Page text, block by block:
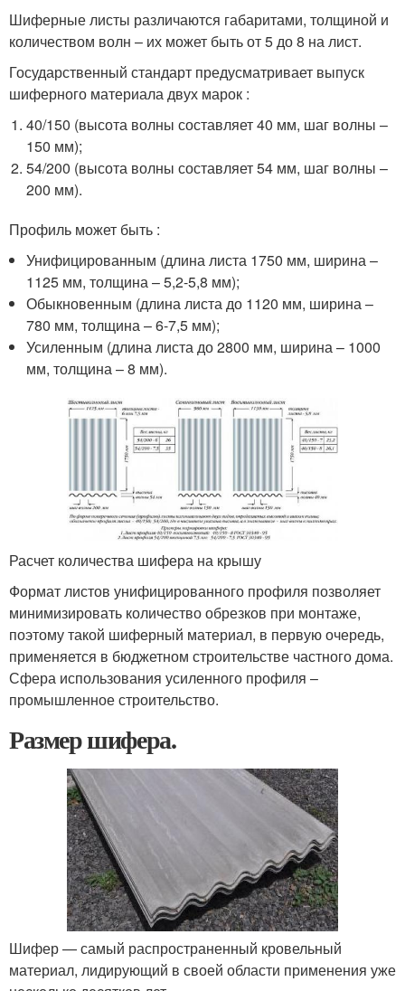
Шиферные листы различаются габаритами, толщиной и
количеством волн – их может быть от 5 до 8 на лист.
Государственный стандарт предусматривает выпуск
шиферного материала двух марок :
40/150 (высота волны составляет 40 мм, шаг волны –
150 мм);
54/200 (высота волны составляет 54 мм, шаг волны –
200 мм).
Профиль может быть :
Унифицированным (длина листа 1750 мм, ширина –
1125 мм, толщина – 5,2-5,8 мм);
Обыкновенным (длина листа до 1120 мм, ширина –
780 мм, толщина – 6-7,5 мм);
Усиленным (длина листа до 2800 мм, ширина – 1000
мм, толщина – 8 мм).
Расчет количества шифера на крышу
Формат листов унифицированного профиля позволяет
минимизировать количество обрезков при монтаже,
поэтому такой шиферный материал, в первую очередь,
применяется в бюджетном строительстве частного дома.
Сфера использования усиленного профиля –
промышленное строительство.
Размер шифера.
Шифер — самый распространенный кровельный
материал, лидирующий в своей области применения уже